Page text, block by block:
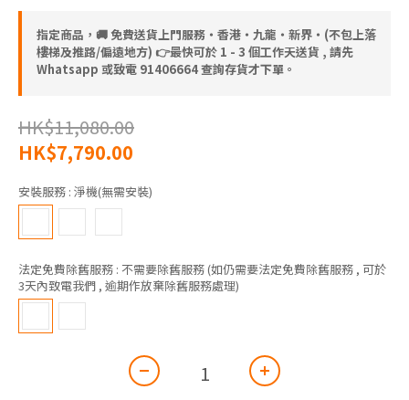
指定商品，🚚 免費送貨上門服務‧香港‧九龍‧新界‧(不包上落
樓梯及推路/偏遠地方) 👉最快可於 1 - 3 個工作天送貨 , 請先
Whatsapp 或致電 91406664 查詢存貨才下單。
HK$11,080.00
HK$7,790.00
安裝服務 : 淨機(無需安裝)
法定免費除舊服務 : 不需要除舊服務 (如仍需要法定免費除舊服務 , 可於
3天內致電我們 , 逾期作放棄除舊服務處理)